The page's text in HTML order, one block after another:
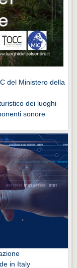
del Ministero della
dei luoghi
sonore
in Italy